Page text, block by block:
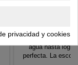
bambú, sus 100
agua hasta
perfecta. La
privacidad y cookies